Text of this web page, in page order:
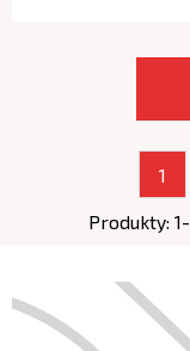
1
Produkty: 1-